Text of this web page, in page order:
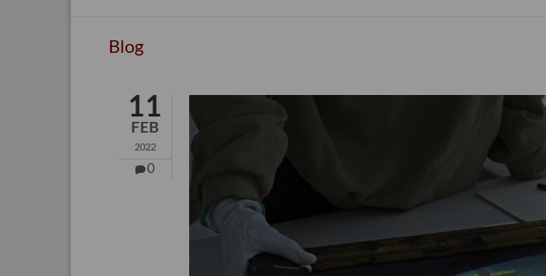
Aktuell
Praktikum / Praxisprojekt
Kulturelle
Blog
11
FEB
2022
0